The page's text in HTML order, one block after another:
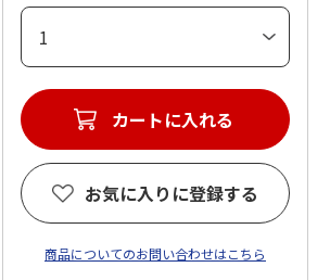
カートに入れる
お気に入りに登録する
商品についてのお問い合わせはこちら